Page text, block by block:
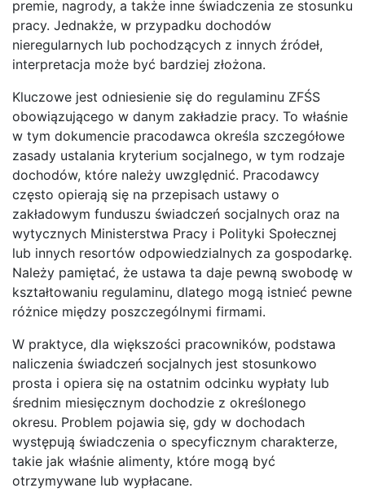
premie, nagrody, a także inne świadczenia ze stosunku
pracy. Jednakże, w przypadku dochodów
nieregularnych lub pochodzących z innych źródeł,
interpretacja może być bardziej złożona.
Kluczowe jest odniesienie się do regulaminu ZFŚS
obowiązującego w danym zakładzie pracy. To właśnie
w tym dokumencie pracodawca określa szczegółowe
zasady ustalania kryterium socjalnego, w tym rodzaje
dochodów, które należy uwzględnić. Pracodawcy
często opierają się na przepisach ustawy o
zakładowym funduszu świadczeń socjalnych oraz na
wytycznych Ministerstwa Pracy i Polityki Społecznej
lub innych resortów odpowiedzialnych za gospodarkę.
Należy pamiętać, że ustawa ta daje pewną swobodę w
kształtowaniu regulaminu, dlatego mogą istnieć pewne
różnice między poszczególnymi firmami.
W praktyce, dla większości pracowników, podstawa
naliczenia świadczeń socjalnych jest stosunkowo
prosta i opiera się na ostatnim odcinku wypłaty lub
średnim miesięcznym dochodzie z określonego
okresu. Problem pojawia się, gdy w dochodach
występują świadczenia o specyficznym charakterze,
takie jak właśnie alimenty, które mogą być
otrzymywane lub wypłacane.